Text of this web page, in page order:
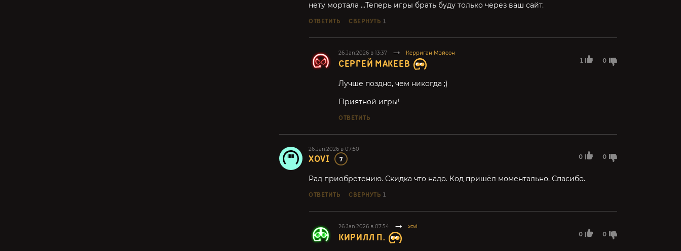
нету мортала ...Теперь игры брать буду только через ваш сайт.
ОТВЕТИТЬ СВЕРНУТЬ 1
26.Jan.2026 в 13:37 Керриган Мэйсон
СЕРГЕЙ МАКЕЕВ 1 0
Лучше поздно, чем никогда ;)
Приятной игры!
ОТВЕТИТЬ
26.Jan.2026 в 07:50
XOVI 7 0 0
Рад приобретению. Скидка что надо. Код пришёл моментально. Спасибо.
ОТВЕТИТЬ СВЕРНУТЬ 1
26.Jan.2026 в 07:54 xovi
КИРИЛЛ П. 0 0